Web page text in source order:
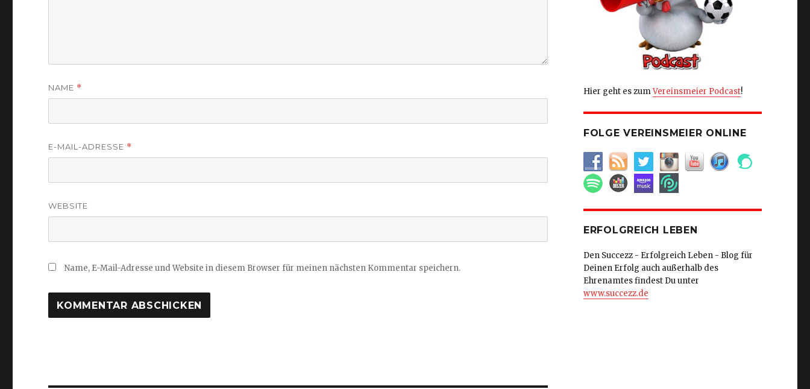
NAME *
E-MAIL-ADRESSE *
WEBSITE
Name, E-Mail-Adresse und Website in diesem Browser für meinen nächsten Kommentar speichern.
Hier geht es zumVereinsmeier Podcast!
FOLGE VEREINSMEIER ONLINE
ERFOLGREICH LEBEN
Den Succezz - Erfolgreich Leben - Blog für
Deinen Erfolg auch außerhalb des
Ehrenamtes findest Du unter
www.succezz.de